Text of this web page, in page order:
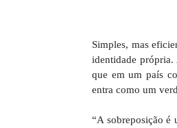
Simples, mas
identidade
que em um país
entra como um
“A sobreposição é